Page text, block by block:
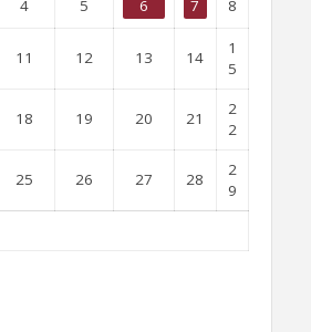
4 5 6 7 8
11 12 13 14
1
5
18 19 20 21
2
2
25 26 27 28
2
9